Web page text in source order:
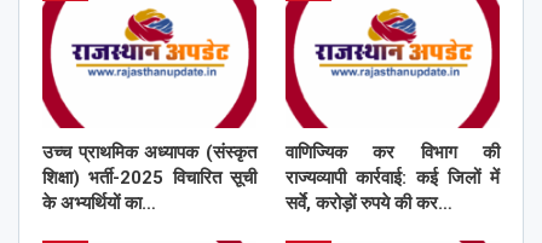
उच्च प्राथमिक अध्यापक (संस्कृत
शिक्षा) भर्ती-2025 विचारित सूची
के अभ्यर्थियों का…
वाणिज्यिक कर विभाग की
राज्यव्यापी कार्रवाई: कई जिलों में
सर्वे, करोड़ों रुपये की कर…